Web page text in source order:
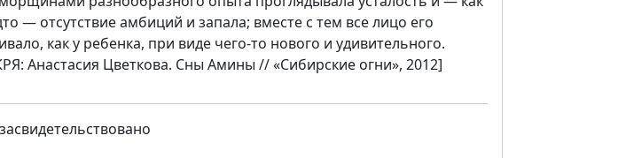
— отсутствие амбиций и запала; вместе с тем все лицо его
как у ребенка, при виде чего-то нового и удивительного.
Анастасия Цветкова. Сны Амины // «Сибирские огни», 2012]